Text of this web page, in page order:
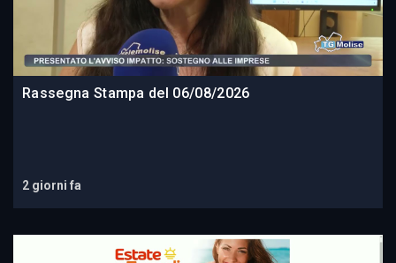
Rassegna Stampa del 06/08/2026
2 giorni fa